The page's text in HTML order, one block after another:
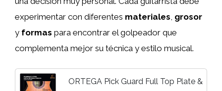
experimentar con diferentes materiales grosor
y formas para encontrar el golpeador que
complementa mejor su técnica y estilo musical.
ORTEGA Pick Guard Full Top Plate &